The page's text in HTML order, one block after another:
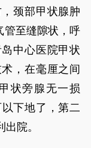
颈部甲状腺肿
管至缝隙状，呼
中心医院甲状
，在毫厘之间
状旁腺无一损
下地了，第二
院。